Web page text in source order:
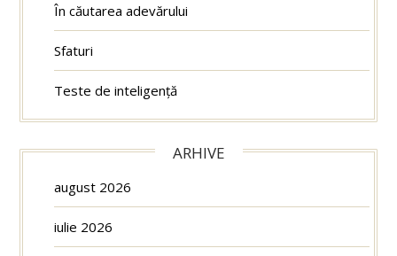
În căutarea adevărului
Sfaturi
Teste de inteligență
ARHIVE
august 2026
iulie 2026